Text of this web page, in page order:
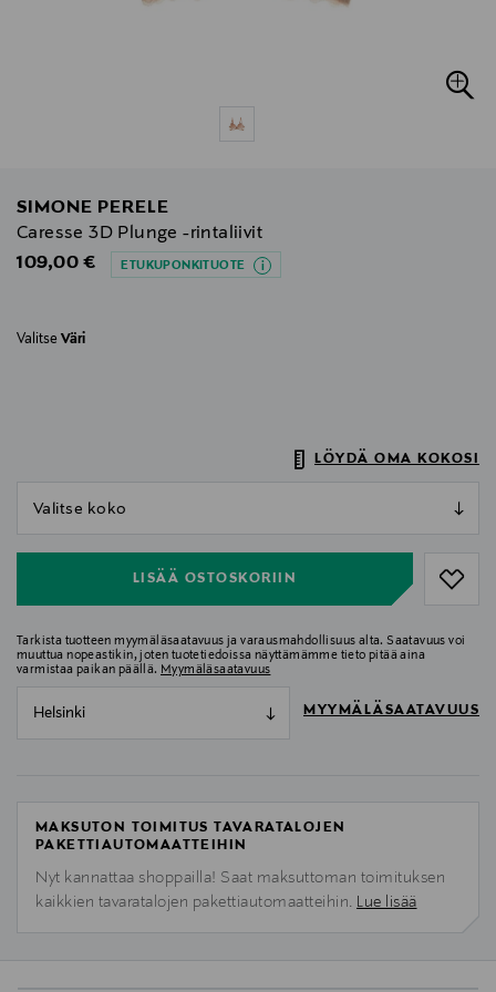
SIMONE PERELE
Caresse 3D Plunge -rintaliivit
Original Price
109,00 € ETUKUPONKITUOTE
Valitse Väri
LÖYDÄ OMA KOKOSI
LISÄÄ OSTOSKORIIN
Tarkista tuotteen myymäläsaatavuus ja varausmahdollisuus alta. Saatavuus voi
muuttua nopeastikin, joten tuotetiedoissa näyttämämme tieto pitää aina
varmistaa paikan päällä. Myymäläsaatavuus
Helsinki MYYMÄLÄSAATAVUUS
MAKSUTON TOIMITUS TAVARATALOJEN
PAKETTIAUTOMAATTEIHIN
Nyt kannattaa shoppailla! Saat maksuttoman toimituksen
kaikkien tavaratalojen pakettiautomaatteihin. Lue lisää